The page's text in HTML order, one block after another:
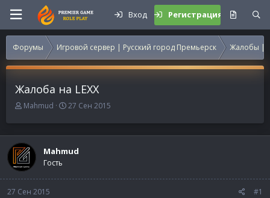
Вход Регистрация
Форумы Игровой сервер | Русский город Премьерск Жалобы |
Жалоба на LEXX
А
т
о
р
т
е
м
ы
Mahmud
Д
т
а
н
а
27 Сен 2015
Mahmud
Гость
27 Сен 2015 #1